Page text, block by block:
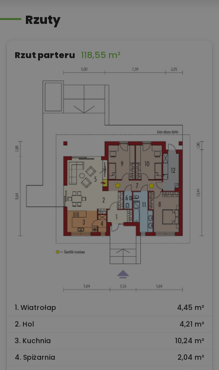
Rzuty
Rzut parteru 118,55 m²
1. Wiatrołap
4,45 m²
2. Hol
4,21 m²
3. Kuchnia
10,24 m²
4. Spiżarnia
2,04 m²